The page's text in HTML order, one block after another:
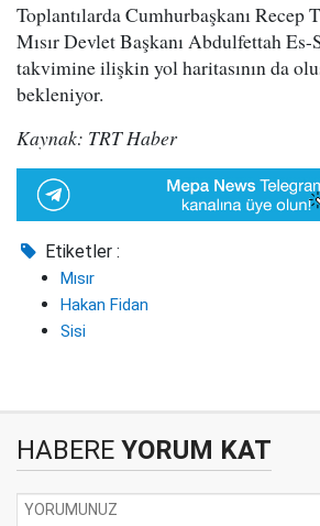
Toplantılarda Cumhurbaşkanı Recep
Mısır Devlet Başkanı Abdulfettah
takvimine ilişkin yol haritasının da
bekleniyor.
Kaynak: TRT Haber
Etiketler :
Mısır
Hakan Fidan
Sisi
HABERE YORUM KAT